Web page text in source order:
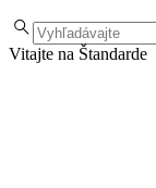
Vitajte na Štandarde